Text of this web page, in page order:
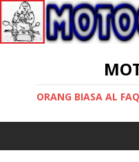
ORANG BIASA AL